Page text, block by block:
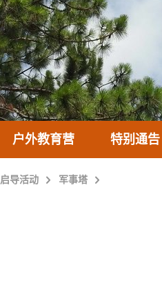
户外教育营 特别通告
启导活动 军事塔